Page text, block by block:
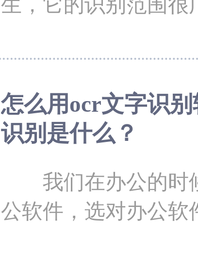
生，它的识别范围很
样的特殊图片，所以
了这样的功能，汉王
是其中之一，但很多
汉王ocr这款软件识
没有别的ocr识别软
第一、ocr识别技
怎么用ocr文字识
识别是什么？
我们在办公的时
公软件，选对办公软